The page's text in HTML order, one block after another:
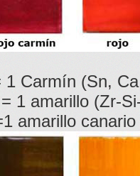
1 Carmín (Sn,
= 1 amarillo (Zr-
amarillo